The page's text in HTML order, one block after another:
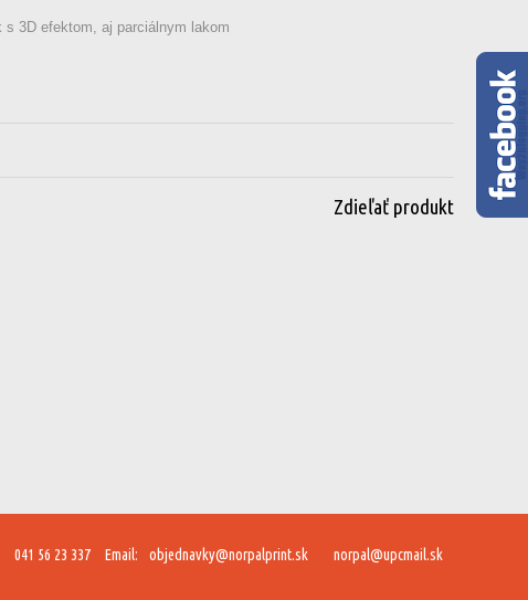
3D efektom, aj parciálnym lakom
Zdieľať produkt
041 56 23 337 Email: objednavky@norpalprint.sk norpal@upcmail.sk